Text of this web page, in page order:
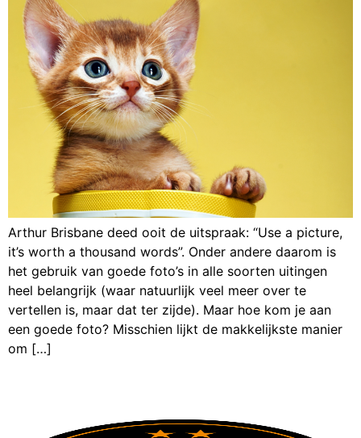
Arthur Brisbane deed ooit de uitspraak: “Use a picture,
it’s worth a thousand words”. Onder andere daarom is
het gebruik van goede foto’s in alle soorten uitingen
heel belangrijk (waar natuurlijk veel meer over te
vertellen is, maar dat ter zijde). Maar hoe kom je aan
een goede foto? Misschien lijkt de makkelijkste manier
om […]